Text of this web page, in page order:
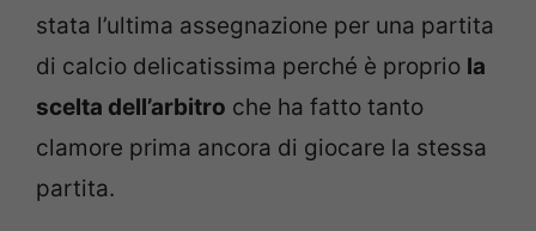
stata l’ultima assegnazione per una partita
di calcio delicatissima perché è proprio la
scelta dell’arbitro che ha fatto tanto
clamore prima ancora di giocare la stessa
partita.